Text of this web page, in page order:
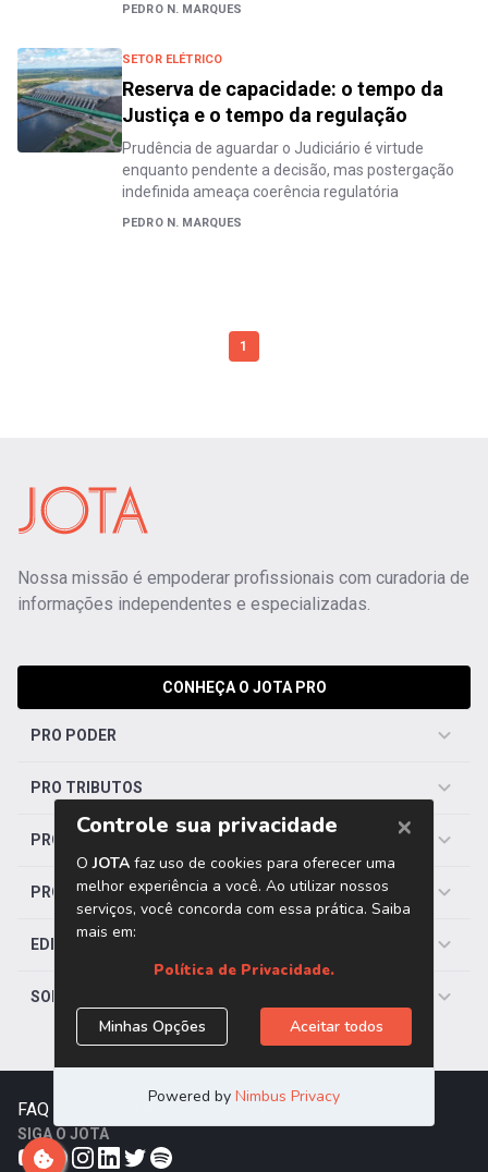
PEDRO N. MARQUES
SETOR ELÉTRICO
Reserva de capacidade: o tempo da
Justiça e o tempo da regulação
Prudência de aguardar o Judiciário é virtude
enquanto pendente a decisão, mas postergação
indefinida ameaça coerência regulatória
PEDRO N. MARQUES
1
Nossa missão é empoderar profissionais com curadoria de
informações independentes e especializadas.
CONHEÇA O JOTA PRO
PRO PODER
PRO TRIBUTOS
PRO TRABALHISTA
PRO SAÚDE
EDITORIAS
SOBRE O JOTA
FAQ Trabalhe Conosco
SIGA O JOTA